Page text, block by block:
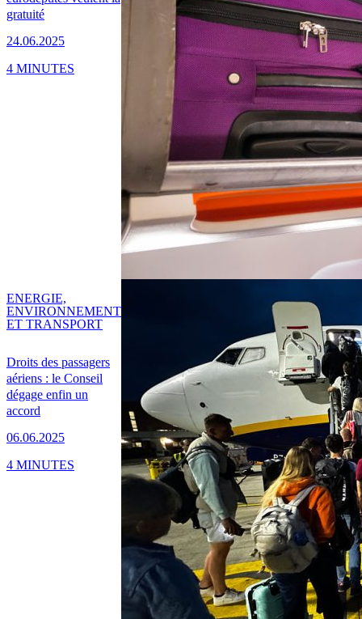
gratuité
24.06.2025
4 MINUTES
Droits des passagers
aériens : le Conseil
dégage enfin un
accord
06.06.2025
ENERGIE,
ENVIRONNEMENT
ET TRANSPORT
4 MINUTES